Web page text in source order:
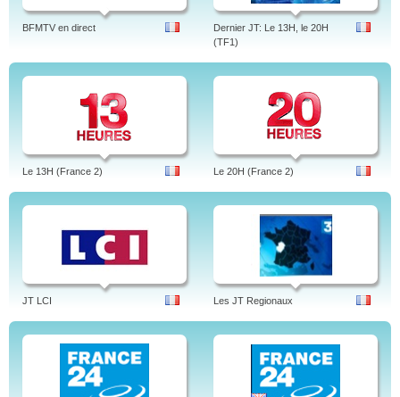
BFMTV en direct
Dernier JT: Le 13H, le 20H
(TF1)
Le 13H (France 2) Le 20H (France 2)
JT LCI Les JT Regionaux